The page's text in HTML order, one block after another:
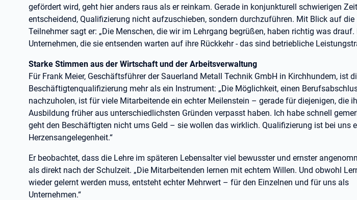
gefördert wird, geht hier anders raus als er reinkam. Gerade in konjunkturell schwierigen
entscheidend, Qualifizierung nicht aufzuschieben, sondern durchzuführen. Mit Blick auf die
Teilnehmer sagt er: „Die Menschen, die wir im Lehrgang begrüßen, haben richtig was drauf.
Unternehmen, die sie entsenden warten auf ihre Rückkehr - das sind betriebliche
Starke Stimmen aus der Wirtschaft und der Arbeitsverwaltung
Für Frank Meier, Geschäftsführer der Sauerland Metall Technik GmbH in Kirchhundem, ist
Beschäftigtenqualifizierung mehr als ein Instrument: „Die Möglichkeit, einen
nachzuholen, ist für viele Mitarbeitende ein echter Meilenstein – gerade für diejenigen, die
Ausbildung früher aus unterschiedlichsten Gründen verpasst haben. Ich habe schnell
geht den Beschäftigten nicht ums Geld – sie wollen das wirklich. Qualifizierung ist bei uns
Herzensangelegenheit.“
Er beobachtet, dass die Lehre im späteren Lebensalter viel bewusster und ernster
als direkt nach der Schulzeit. „Die Mitarbeitenden lernen mit echtem Willen. Und obwohl
wieder gelernt werden muss, entsteht echter Mehrwert – für den Einzelnen und für uns als
Unternehmen.“